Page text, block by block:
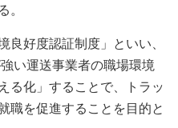
。
好度認証制度」といい、
い運送事業者の職場環境
る化」することで、トラッ
職を促進することを目的と